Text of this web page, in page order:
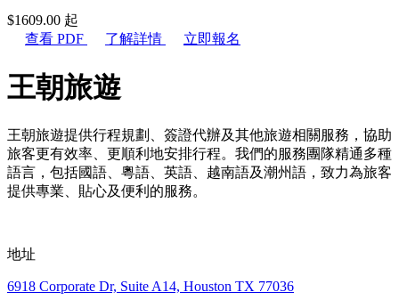
$1609.00 起
查看 PDF
了解詳情 立即報名
王朝旅遊
王朝旅遊提供行程規劃、簽證代辦及其他旅遊相關服務，協助
旅客更有效率、更順利地安排行程。我們的服務團隊精通多種
語言，包括國語、粵語、英語、越南語及潮州語，致力為旅客
提供專業、貼心及便利的服務。
地址
6918 Corporate Dr, Suite A14, Houston TX 77036